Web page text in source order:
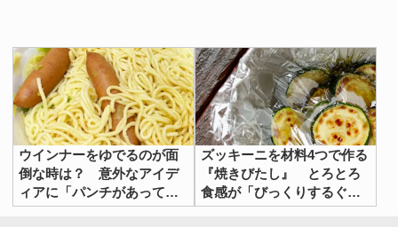
ウインナーをゆでるのが面
倒な時は？ 意外なアイデ
ィアに「パンチがあってう
まい！」
ズッキーニを材料4つで作る
『焼きびたし』 とろとろ
食感が「びっくりするぐら
いおいしい」